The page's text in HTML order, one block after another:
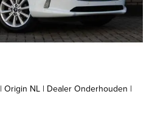
Origin NL | Dealer Onderhouden |